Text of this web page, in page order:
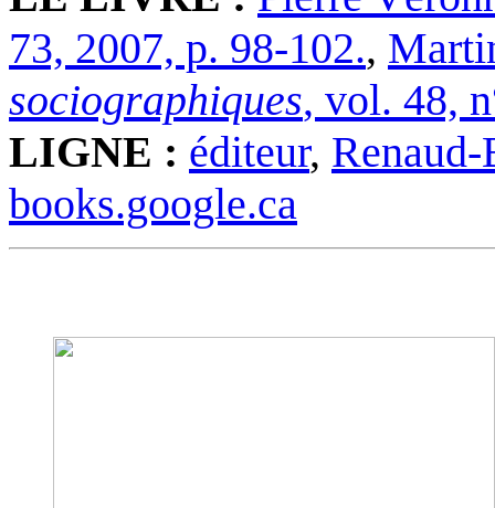
73, 2007, p. 98-102.,
sociographiques, vol. 48,
LIGNE : éditeur, Renaud-
books.google.ca